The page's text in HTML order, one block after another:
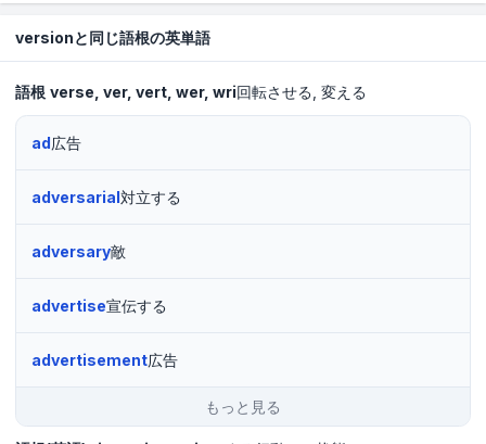
versionと同じ語根の英単語
語根 verse ver vert wer wri回転させる 変える
ad広告
adversarial対立する
adversary敵
advertise宣伝する
advertisement広告
もっと見る